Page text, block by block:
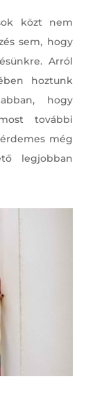
közt nem
sem, hogy
Arról
hoztunk
hogy
további
még
legjobban